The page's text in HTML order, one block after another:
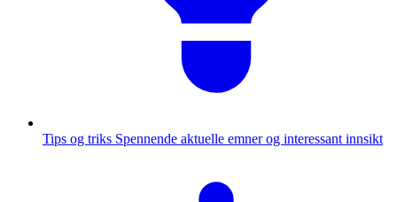
Tips og triks Spennende aktuelle emner og interessant innsikt